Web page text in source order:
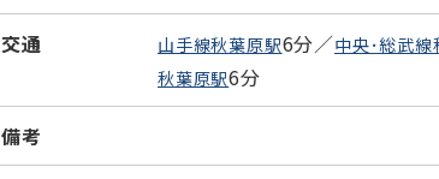
交通 山手線秋葉原駅6分／中央･総武線
秋葉原駅6分
備考